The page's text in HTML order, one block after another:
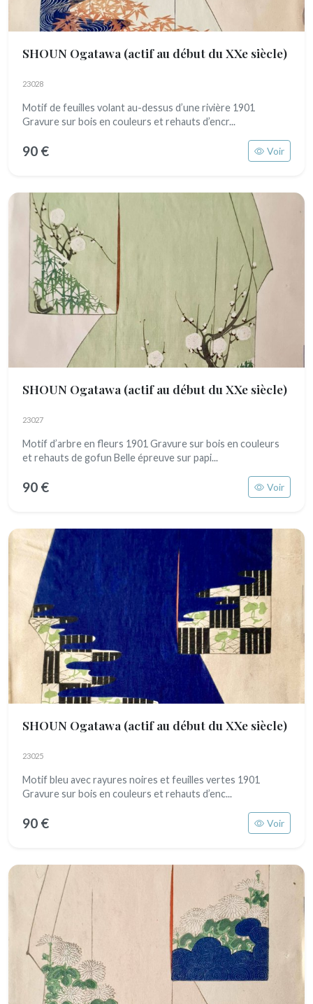
SHOUN Ogatawa (actif au début du XXe siècle)
23028
Motif de feuilles volant au-dessus d’une rivière 1901
Gravure sur bois en couleurs et rehauts d’encr...
90 € Voir
SHOUN Ogatawa (actif au début du XXe siècle)
23027
Motif d’arbre en fleurs 1901 Gravure sur bois en couleurs
et rehauts de gofun Belle épreuve sur papi...
90 € Voir
SHOUN Ogatawa (actif au début du XXe siècle)
23025
Motif bleu avec rayures noires et feuilles vertes 1901
Gravure sur bois en couleurs et rehauts d’enc...
90 € Voir